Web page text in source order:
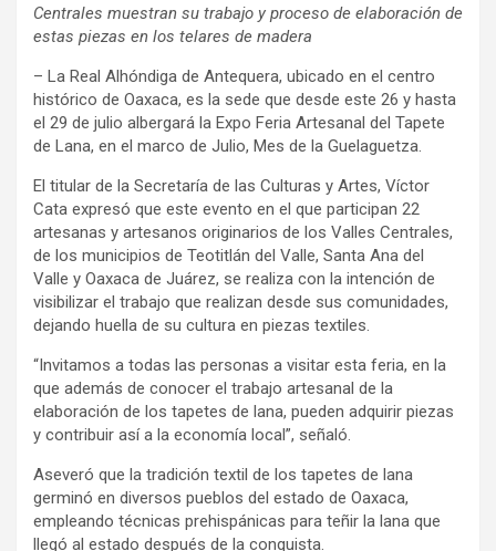
Centrales muestran su trabajo y proceso de elaboración de
estas piezas en los telares de madera
– La Real Alhóndiga de Antequera, ubicado en el centro
histórico de Oaxaca, es la sede que desde este 26 y hasta
el 29 de julio albergará la Expo Feria Artesanal del Tapete
de Lana, en el marco de Julio, Mes de la Guelaguetza.
El titular de la Secretaría de las Culturas y Artes, Víctor
Cata expresó que este evento en el que participan 22
artesanas y artesanos originarios de los Valles Centrales,
de los municipios de Teotitlán del Valle, Santa Ana del
Valle y Oaxaca de Juárez, se realiza con la intención de
visibilizar el trabajo que realizan desde sus comunidades,
dejando huella de su cultura en piezas textiles.
“Invitamos a todas las personas a visitar esta feria, en la
que además de conocer el trabajo artesanal de la
elaboración de los tapetes de lana, pueden adquirir piezas
y contribuir así a la economía local”, señaló.
Aseveró que la tradición textil de los tapetes de lana
germinó en diversos pueblos del estado de Oaxaca,
empleando técnicas prehispánicas para teñir la lana que
llegó al estado después de la conquista.